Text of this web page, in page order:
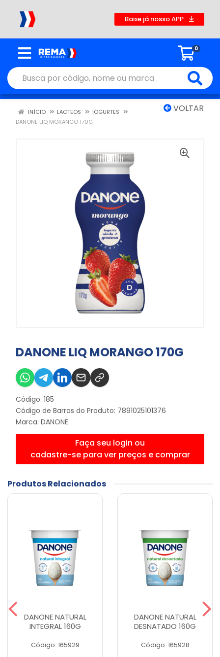
Baixe já nosso APP
0
VOLTAR
INÍCIO LACTEOS
IOGURTES
DANONE LIQ MORANGO 170G
DANONE LIQ MORANGO 170G
Código: 185
Código de Barras do Produto: 7891025101376
Marca: DANONE
Faça seu login ou
cadastre-se para ver preços e comprar
Produtos Relacionados
DANONE NATURAL
INTEGRAL 160G
Código: 165929
DANONE NATURAL
DESNATADO 160G
Código: 165928